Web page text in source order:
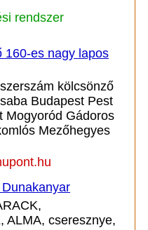
rendszer
160-es nagy lapos
kölcsönző
Budapest Pest
Mogyoród Gádoros
Mezőhegyes
ALMA, cseresznye,